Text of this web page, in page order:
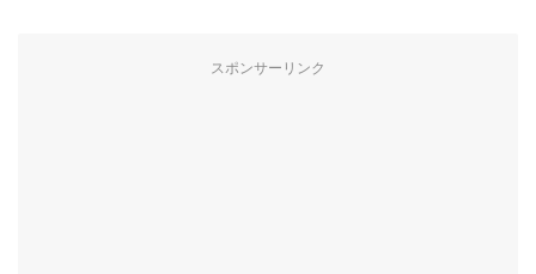
スポンサーリンク